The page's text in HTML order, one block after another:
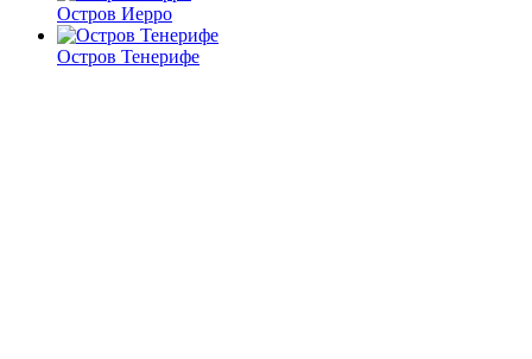
Остров Иерро
Остров Тенерифе